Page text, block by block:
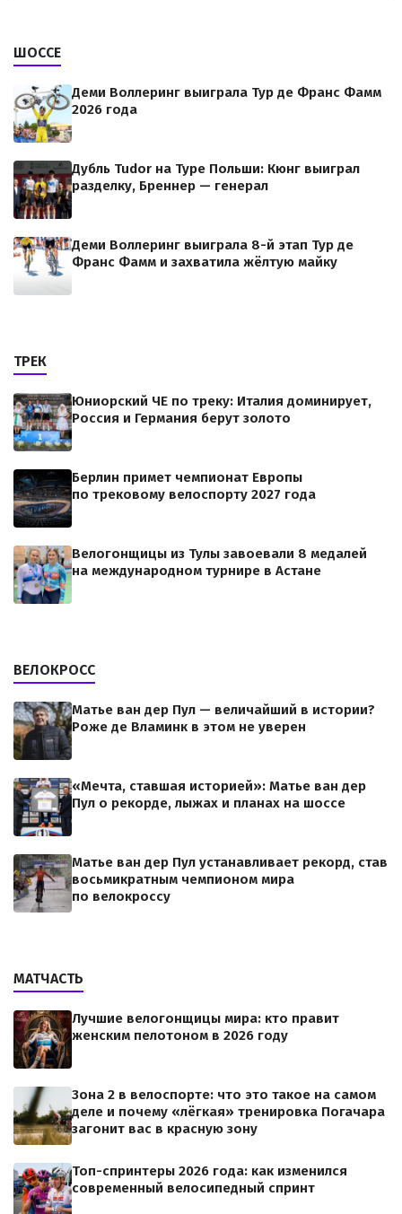
ШОССЕ
Деми Воллеринг выиграла Тур де Франс Фамм
2026 года
Дубль Tudor на Туре Польши: Кюнг выиграл
разделку, Бреннер — генерал
Деми Воллеринг выиграла 8-й этап Тур де
Франс Фамм и захватила жёлтую майку
ТРЕК
Юниорский ЧЕ по треку: Италия доминирует,
Россия и Германия берут золото
Берлин примет чемпионат Европы
по трековому велоспорту 2027 года
Велогонщицы из Тулы завоевали 8 медалей
на международном турнире в Астане
ВЕЛОКРОСС
Матье ван дер Пул — величайший в истории?
Роже де Вламинк в этом не уверен
«Мечта, ставшая историей»: Матье ван дер
Пул о рекорде, лыжах и планах на шоссе
Матье ван дер Пул устанавливает рекорд, став
восьмикратным чемпионом мира
по велокроссу
МАТЧАСТЬ
Лучшие велогонщицы мира: кто правит
женским пелотоном в 2026 году
Зона 2 в велоспорте: что это такое на самом
деле и почему «лёгкая» тренировка Погачара
загонит вас в красную зону
Топ-спринтеры 2026 года: как изменился
современный велосипедный спринт